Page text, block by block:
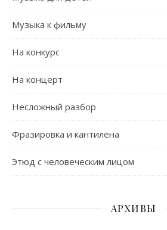
Музыка к фильму
На конкурс
На концерт
Несложный разбор
Фразировка и кантилена
Этюд с человеческим лицом
АРХИВЫ